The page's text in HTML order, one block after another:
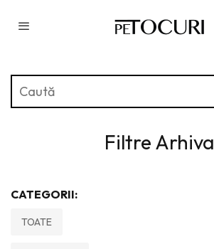
Filtre Arhiva
CATEGORII:
TOATE